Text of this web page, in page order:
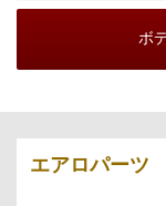
ボ
エアロパーツ